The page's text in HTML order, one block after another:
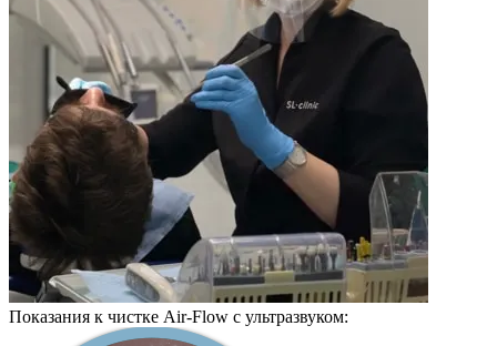
Показания к чистке Air-Flow с ультразвуком: